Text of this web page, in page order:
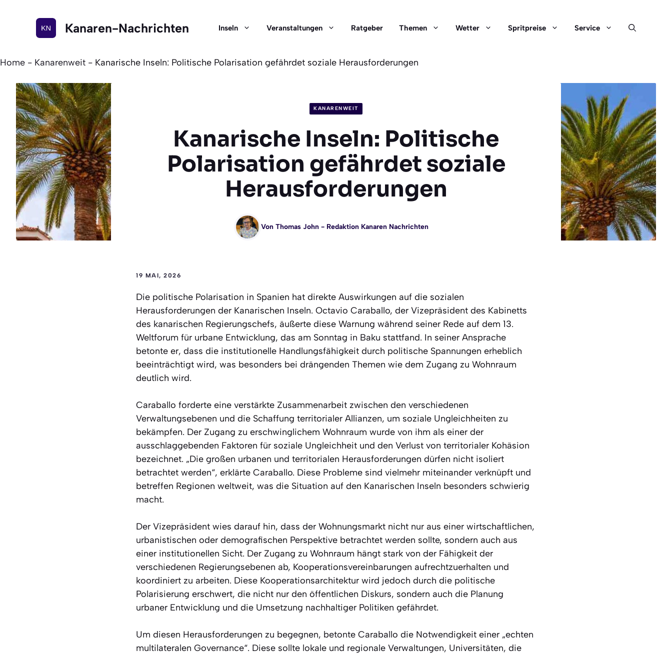
Kanaren-Nachrichten Inseln Veranstaltungen Ratgeber Themen Wetter Spritpreise Service
Home - Kanarenweit - Kanarische Inseln: Politische Polarisation gefährdet soziale Herausforderungen
KANARENWEIT
Kanarische Inseln: Politische
Polarisation gefährdet soziale
Herausforderungen
Von Thomas John- Redaktion Kanaren Nachrichten
19 MAI, 2026
Die politische Polarisation in Spanien hat direkte Auswirkungen auf die sozialen
Herausforderungen der Kanarischen Inseln. Octavio Caraballo, der Vizepräsident des Kabinetts
des kanarischen Regierungschefs, äußerte diese Warnung während seiner Rede auf dem 13.
Weltforum für urbane Entwicklung, das am Sonntag in Baku stattfand. In seiner Ansprache
betonte er, dass die institutionelle Handlungsfähigkeit durch politische Spannungen erheblich
beeinträchtigt wird, was besonders bei drängenden Themen wie dem Zugang zu Wohnraum
deutlich wird.
Caraballo forderte eine verstärkte Zusammenarbeit zwischen den verschiedenen
Verwaltungsebenen und die Schaffung territorialer Allianzen, um soziale Ungleichheiten zu
bekämpfen. Der Zugang zu erschwinglichem Wohnraum wurde von ihm als einer der
ausschlaggebenden Faktoren für soziale Ungleichheit und den Verlust von territorialer Kohäsion
bezeichnet. „Die großen urbanen und territorialen Herausforderungen dürfen nicht isoliert
betrachtet werden“, erklärte Caraballo. Diese Probleme sind vielmehr miteinander verknüpft und
betreffen Regionen weltweit, was die Situation auf den Kanarischen Inseln besonders schwierig
macht.
Der Vizepräsident wies darauf hin, dass der Wohnungsmarkt nicht nur aus einer wirtschaftlichen,
urbanistischen oder demografischen Perspektive betrachtet werden sollte, sondern auch aus
einer institutionellen Sicht. Der Zugang zu Wohnraum hängt stark von der Fähigkeit der
verschiedenen Regierungsebenen ab, Kooperationsvereinbarungen aufrechtzuerhalten und
koordiniert zu arbeiten. Diese Kooperationsarchitektur wird jedoch durch die politische
Polarisierung erschwert, die nicht nur den öffentlichen Diskurs, sondern auch die Planung
urbaner Entwicklung und die Umsetzung nachhaltiger Politiken gefährdet.
Um diesen Herausforderungen zu begegnen, betonte Caraballo die Notwendigkeit einer „echten
multilateralen Governance“. Diese sollte lokale und regionale Verwaltungen, Universitäten, die